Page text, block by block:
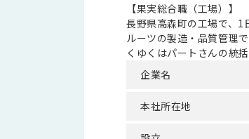
【果実総合職（工場）】
長野県高森町の工場で、
ルーツの製造・品質管理
くゆくはパートさんの統
企業名
本社所在地